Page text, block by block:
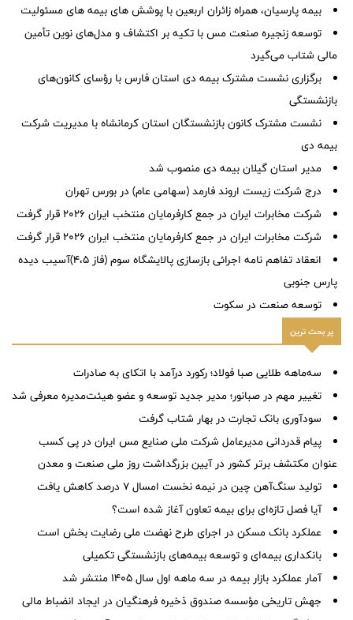
بیمه پارسیان، همراه زائران اربعین با پوشش های بیمه های مسئولیت
توسعه زنجیره صنعت مس با تکیه بر اکتشاف و مدل‌های نوین تأمین
مالی شتاب می‌گیرد
برگزاری نشست مشترک بیمه دی استان فارس با رؤسای کانون‌های
بازنشستگی
نشست مشترک کانون بازنشستگان استان کرمانشاه با مدیریت شرکت
بیمه دی
مدیر استان گیلان بیمه دی منصوب شد
درج شرکت زیست اروند فارمد (سهامی عام) در بورس تهران
شرکت مخابرات ایران در جمع کارفرمایان منتخب ایران ۲۰۲۶ قرار گرفت
شرکت مخابرات ایران در جمع کارفرمایان منتخب ایران ۲۰۲۶ قرار گرفت
انعقاد تفاهم نامه اجرائی بازسازی پالایشگاه سوم (فاز ٤،٥)آسیب دیده
پارس جنوبی
توسعه صنعت در سکوت
پر بحث ترین
سه‌ماهه طلایی صبا فولاد؛ رکورد درآمد با اتکای به صادرات
تغییر مهم در صبانور؛ مدیر جدید توسعه و عضو هیئت‌مدیره معرفی شد
سودآوری بانک تجارت در بهار شتاب گرفت
پیام قدردانی مدیرعامل شرکت ملی صنایع مس ایران در پی کسب
عنوان مکتشف برتر کشور در آیین بزرگداشت روز ملی صنعت و معدن
تولید سنگ‌آهن چین در نیمه نخست امسال ۷ درصد کاهش یافت
آیا فصل تازه‌ای برای بیمه تعاون آغاز شده است؟
عملکرد بانک مسکن در اجرای طرح نهضت ملی رضایت بخش است
بانکداری بیمه‌ای و توسعه بیمه‌های بازنشستگی تکمیلی
آمار عملكرد بازار بیمه در سه ماهه اول سال 1405 منتشر شد
جهش تاریخی مؤسسه صندوق ذخیره فرهنگیان در ایجاد انضباط مالی